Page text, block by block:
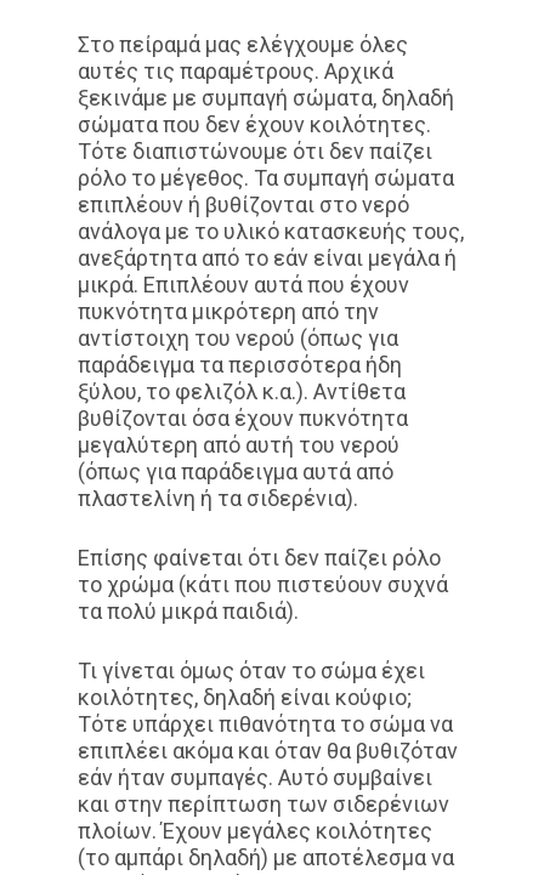
Στο πείραμά μας ελέγχουμε όλες
αυτές τις παραμέτρους. Αρχικά
ξεκινάμε με συμπαγή σώματα, δηλαδή
σώματα που δεν έχουν κοιλότητες.
Τότε διαπιστώνουμε ότι δεν παίζει
ρόλο το μέγεθος. Τα συμπαγή σώματα
επιπλέουν ή βυθίζονται στο νερό
ανάλογα με το υλικό κατασκευής τους,
ανεξάρτητα από το εάν είναι μεγάλα ή
μικρά. Επιπλέουν αυτά που έχουν
πυκνότητα μικρότερη από την
αντίστοιχη του νερού (όπως για
παράδειγμα τα περισσότερα ήδη
ξύλου, το φελιζόλ κ.α.). Αντίθετα
βυθίζονται όσα έχουν πυκνότητα
μεγαλύτερη από αυτή του νερού
(όπως για παράδειγμα αυτά από
πλαστελίνη ή τα σιδερένια).
Επίσης φαίνεται ότι δεν παίζει ρόλο
το χρώμα (κάτι που πιστεύουν συχνά
τα πολύ μικρά παιδιά).
Τι γίνεται όμως όταν το σώμα έχει
κοιλότητες, δηλαδή είναι κούφιο;
Τότε υπάρχει πιθανότητα το σώμα να
επιπλέει ακόμα και όταν θα βυθιζόταν
εάν ήταν συμπαγές. Αυτό συμβαίνει
και στην περίπτωση των σιδερένιων
πλοίων. Έχουν μεγάλες κοιλότητες
(το αμπάρι δηλαδή) με αποτέλεσμα να